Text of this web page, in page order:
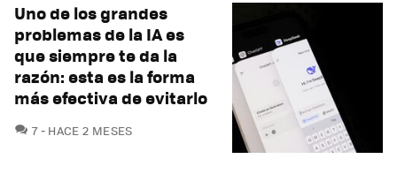
Uno de los grandes
problemas de la IA es
que siempre te da la
razón: esta es la forma
más efectiva de evitarlo
7COMENTARIOS
HACE 2 MESES